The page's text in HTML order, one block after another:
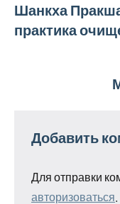
Навигация
по
Шанкха
практика
Добавить
Для отправки
авторизоваться